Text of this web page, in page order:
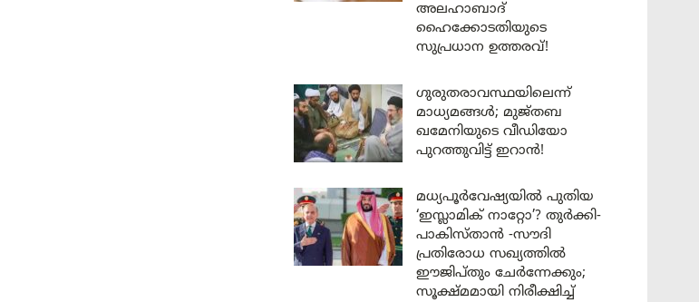
അലഹാബാദ്
ഹൈക്കോടതിയുടെ
സുപ്രധാന ഉത്തരവ്!
ഗുരുതരാവസ്ഥയിലെന്ന്
മാധ്യമങ്ങൾ; മുജ്തബ
ഖമേനിയുടെ വീഡിയോ
പുറത്തുവിട്ട് ഇറാൻ!
മധ്യപൂർവേഷ്യയിൽ പുതിയ
‘ഇസ്ലാമിക് നാറ്റോ’? തുർക്കി-
പാകിസ്താൻ -സൗദി
പ്രതിരോധ സഖ്യത്തിൽ
ഈജിപ്തും ചേർന്നേക്കും;
സൂക്ഷ്മമായി നിരീക്ഷിച്ച്